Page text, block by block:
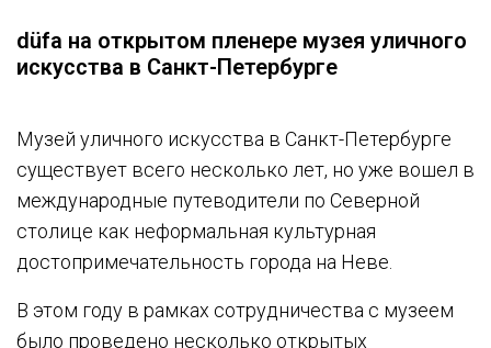
düfa на открытом пленере музея уличного
искусства в Санкт-Петербурге
Музей уличного искусства в Санкт-Петербурге
существует всего несколько лет, но уже вошел в
международные путеводители по Северной
столице как неформальная культурная
достопримечательность города на Неве.
В этом году в рамках сотрудничества с музеем
было проведено несколько открытых